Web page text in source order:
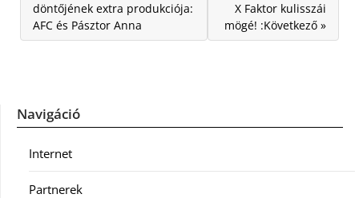
döntőjének extra produkciója:
AFC és Pásztor Anna
X Faktor kulisszái
mögé! :Következő »
Navigáció
Internet
Partnerek